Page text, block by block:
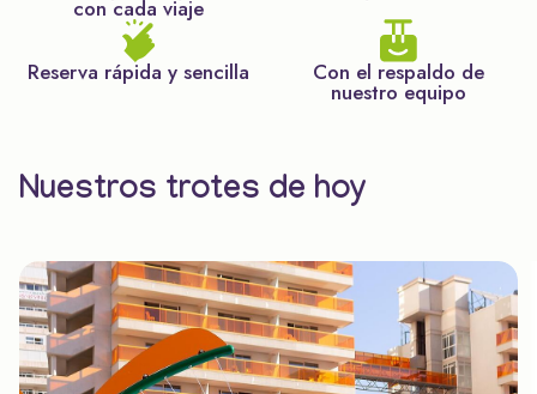
con cada viaje
Reserva rápida y sencilla Con el respaldo de
nuestro equipo
Nuestros trotes de hoy